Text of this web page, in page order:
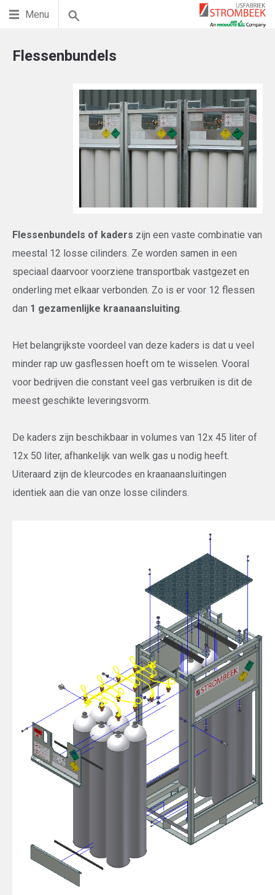
Menu
Flessenbundels
Flessenbundels of kaders zijn een vaste combinatie van
meestal 12 losse cilinders. Ze worden samen in een
speciaal daarvoor voorziene transportbak vastgezet en
onderling met elkaar verbonden. Zo is er voor 12 flessen
dan 1 gezamenlijke kraanaansluiting.
Het belangrijkste voordeel van deze kaders is dat u veel
minder rap uw gasflessen hoeft om te wisselen. Vooral
voor bedrijven die constant veel gas verbruiken is dit de
meest geschikte leveringsvorm.
De kaders zijn beschikbaar in volumes van 12x 45 liter of
12x 50 liter, afhankelijk van welk gas u nodig heeft.
Uiteraard zijn de kleurcodes en kraanaansluitingen
identiek aan die van onze losse cilinders.